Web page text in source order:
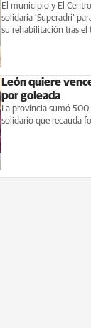
El municipio y El
solidaria ‘Superadri’
su rehabilitación tras el
León quiere
por goleada
La provincia sumó
solidario que recauda